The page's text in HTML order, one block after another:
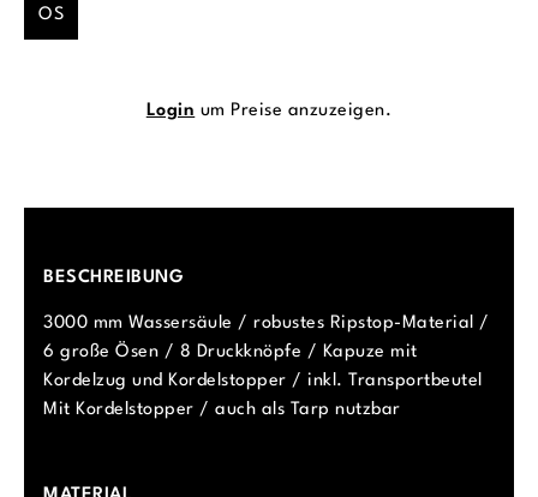
OS
Login um Preise anzuzeigen.
BESCHREIBUNG
3000 mm Wassersäule / robustes Ripstop-Material /
6 große Ösen / 8 Druckknöpfe / Kapuze mit
Kordelzug und Kordelstopper / inkl. Transportbeutel
Mit Kordelstopper / auch als Tarp nutzbar